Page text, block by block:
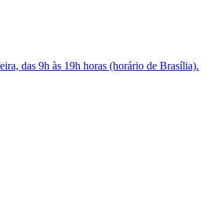
das 9h às 19h horas (horário de Brasília).